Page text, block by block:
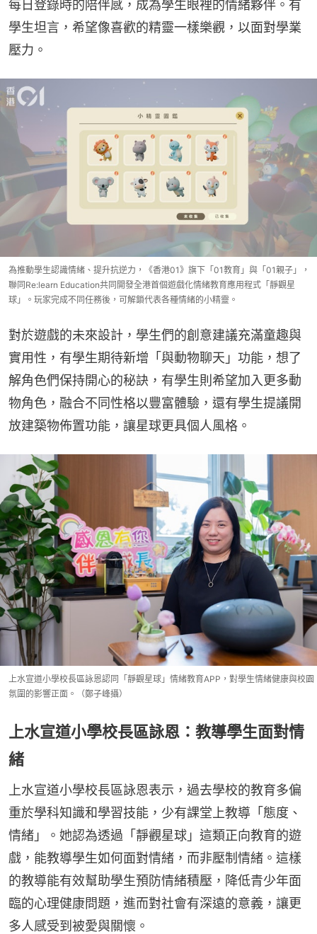
每日登錄時的陪伴感，成為學生眼裡的情緒夥伴。有
學生坦言，希望像喜歡的精靈一樣樂觀，以面對學業
壓力。
為推動學生認識情緒、提升抗逆力，《香港01》旗下「01教育」與「01親子」，
聯同Re:learn Education共同開發全港首個遊戲化情緒教育應用程式「靜觀星
球」。玩家完成不同任務後，可解鎖代表各種情緒的小精靈。
對於遊戲的未來設計，學生們的創意建議充滿童趣與
實用性，有學生期待新增「與動物聊天」功能，想了
解角色們保持開心的秘訣，有學生則希望加入更多動
物角色，融合不同性格以豐富體驗，還有學生提議開
放建築物佈置功能，讓星球更具個人風格。
上水宣道小學校長區詠恩認同「靜觀星球」情緒教育APP，對學生情緒健康與校園
氛圍的影響正面。（鄭子峰攝）
上水宣道小學校長區詠恩：教導學生面對情
緒
上水宣道小學校長區詠恩表示，過去學校的教育多偏
重於學科知識和學習技能，少有課堂上教導「態度、
情緒」。她認為透過「靜觀星球」這類正向教育的遊
戲，能教導學生如何面對情緒，而非壓制情緒。這樣
的教導能有效幫助學生預防情緒積壓，降低青少年面
臨的心理健康問題，進而對社會有深遠的意義，讓更
多人感受到被愛與關懷。